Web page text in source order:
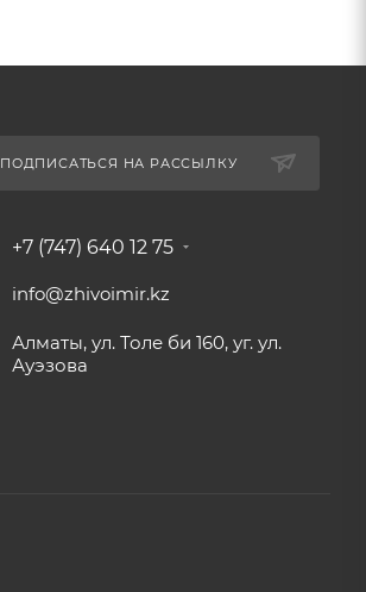
ПОДПИСАТЬСЯ НА РАССЫЛКУ
+7 (747) 640 12 75
info@zhivoimir.kz
Алматы, ул. Толе би 160, уг. ул.
Ауэзова